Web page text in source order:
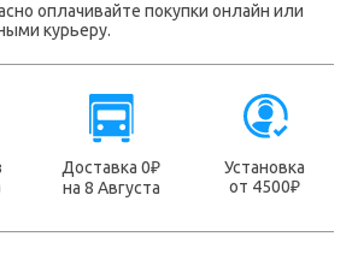
оплачивайте покупки онлайн или
курьеру.
Доставка 0₽
на 8 Августа
Установка
от 4500₽